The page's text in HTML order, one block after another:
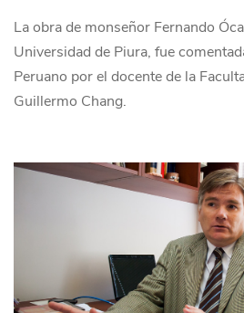
La obra de monseñor Fernando
Universidad de Piura, fue
Peruano por el docente de la
Guillermo Chang.